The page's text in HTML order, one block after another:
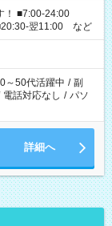
！ ■7:00-24:00
翌11:00 など
～50代活躍中 / 副
電話対応なし / パソ
詳細へ